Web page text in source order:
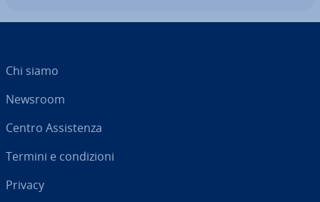
Chi siamo
Newsroom
Centro As­si­sten­za
Termini e con­di­zio­ni
Privacy